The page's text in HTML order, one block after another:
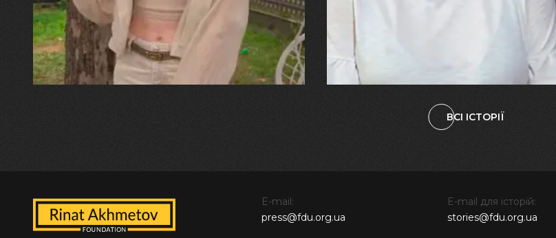
встигла схопити племінницю"
свого вбитого чоловіка у
наших дітях"
ВСІ ІСТОРІЇ
E-mail:
press@fdu.org.ua
E-mail для історій:
stories@fdu.org.ua